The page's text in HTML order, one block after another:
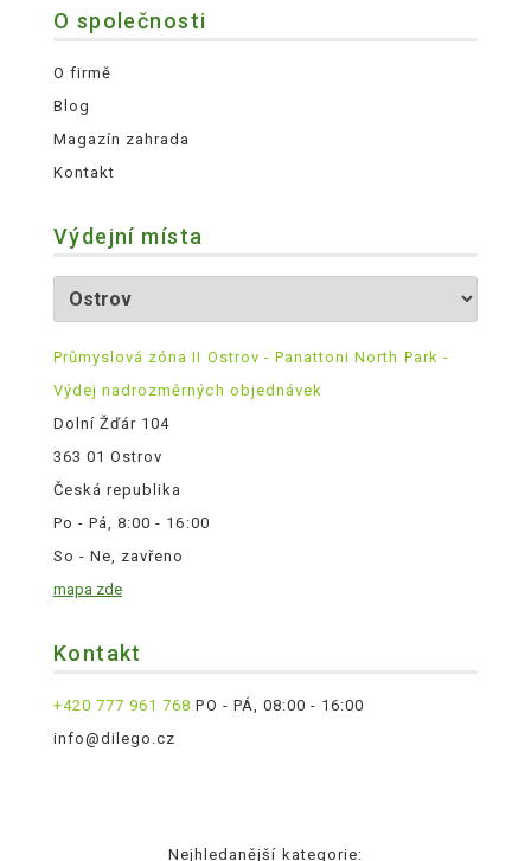
O společnosti
O firmě
Blog
Magazín zahrada
Kontakt
Výdejní místa
Průmyslová zóna II Ostrov - Panattoni North Park -
Výdej nadrozměrných objednávek
Dolní Žďár 104
363 01 Ostrov
Česká republika
Po - Pá, 8:00 - 16:00
So - Ne, zavřeno
mapa zde
Kontakt
+420 777 961 768 PO - PÁ, 08:00 - 16:00
info@dilego.cz
Nejhledanější kategorie: